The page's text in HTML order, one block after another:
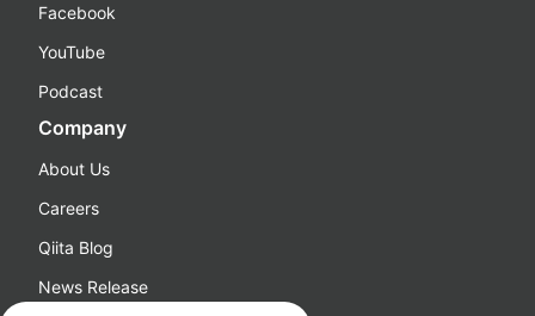
Facebook
YouTube
Podcast
Company
About Us
Careers
Qiita Blog
News Release